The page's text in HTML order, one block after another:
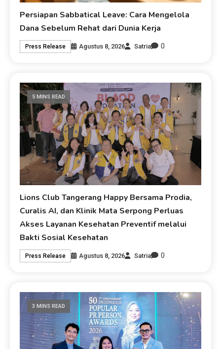
Persiapan Sabbatical Leave: Cara Mengelola
Dana Sebelum Rehat dari Dunia Kerja
Press Release Agustus 8, 2026 Satria 0
5 MINS READ
Lions Club Tangerang Happy Bersama Prodia,
Curalis AI, dan Klinik Mata Serpong Perluas
Akses Layanan Kesehatan Preventif melalui
Bakti Sosial Kesehatan
Press Release Agustus 8, 2026 Satria 0
3 MINS READ